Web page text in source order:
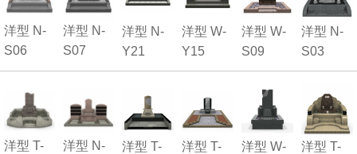
洋型 N-
S06
洋型 N-
S07
洋型 N-
Y21
洋型 W-
Y15
洋型 W-
S09
洋型 N-
S03
洋型 T-
洋型 N-
洋型 T-
洋型 T-
洋型 W-
洋型 T-